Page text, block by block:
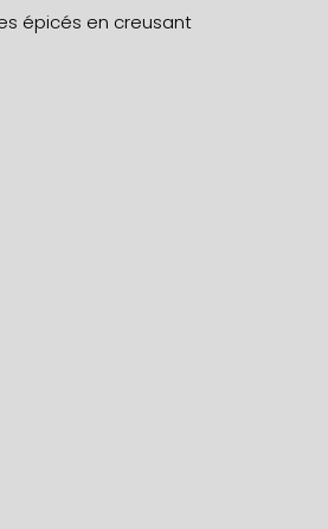
épicés en creusant